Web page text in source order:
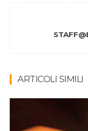
ARTICOLI SIMILI